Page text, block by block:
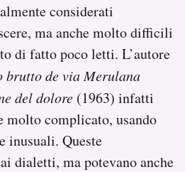
considerati
ma anche molto difficili
di fatto poco letti. L’autore
brutto de via Merulana
del dolore (1963) infatti
molto complicato, usando
inusuali. Queste
dialetti, ma potevano anche